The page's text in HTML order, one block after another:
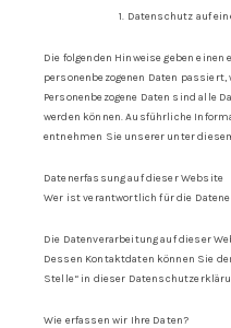
Forum
Kontakt
Über uns
1. Datenschutz auf
Die folgenden Hinweise geben
personenbezogenen Daten
Personenbezogene Daten sind alle
werden können. Ausführliche
entnehmen Sie unserer unter
Datenerfassung auf dieser Website
Wer ist verantwortlich für die
Die Datenverarbeitung auf dieser
Dessen Kontaktdaten können Sie
Stelle“ in dieser
Wie erfassen wir Ihre Daten?